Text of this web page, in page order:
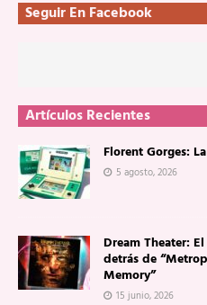
Seguir En Facebook
Artículos Recientes
Florent Gorges:
5 agosto, 2026
Dream Theater:
detrás de
Memory”
15 junio, 2026